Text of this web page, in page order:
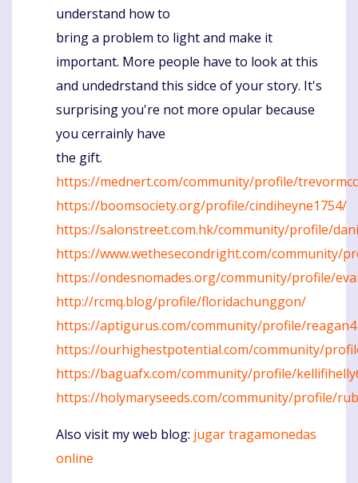
understand how to
bring a problem to light and make it
important. More people have to look at this
and undedrstand this sidce of your story. It's
surprising you're not more opular because
you cerrainly have
the gift.
https://mednert.com/community/profile/
https://boomsociety.org/profile/cindiheyne1754/
https://salonstreet.com.hk/community/profile/
https://www.wethesecondright.com/community/
https://ondesnomades.org/community/profile/
http://rcmq.blog/profile/floridachunggon/
https://aptigurus.com/community/profile/
https://ourhighestpotential.com/community/
https://baguafx.com/community/profile/
https://holymaryseeds.com/community/profile/
Also visit my web blog: jugar tragamonedas
online